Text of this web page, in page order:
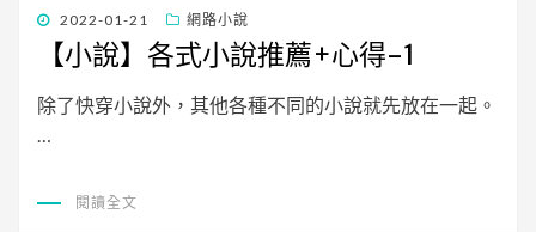
發 2022-01-21 網路小說
【小說】各式小說推薦+心得-1
除了快穿小說外，其他各種不同的小說就先放在一起。
…
閱讀全文